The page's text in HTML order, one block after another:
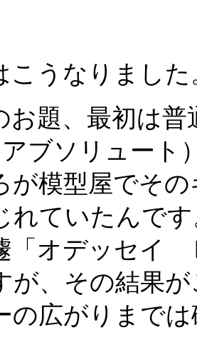
こうなりました
お題、最初は
アブソリュート
が模型屋でそ
れていたんで
「オデッセイ
が、その結果
の広がりまで